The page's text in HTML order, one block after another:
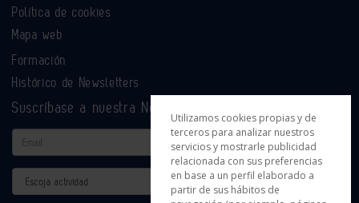
Política de cookies
Mapa web
Formación
Histórico de Newsletters
Suscríbase a nuestra Newsletter
Email
Actividad
Utilizamos cookies propias y de
terceros para analizar nuestros
servicios y mostrarle publicidad
relacionada con sus preferencias
en base a un perfil elaborado a
partir de sus hábitos de